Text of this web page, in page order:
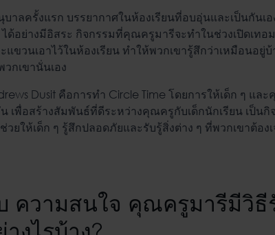
บาลครั้งแรก บรรยากาศในห้องเรียนที่อบอุ่นและเป็นกันเ
ด้อย่างมีอิสระ กิจกรรมที่คุณครูมารีจะทำในช่วงเปิดเทอ
ขวนเอาไว้ในห้องเรียน ทำให้พวกเขารู้สึกว่าเหมือนอยู่บ้
กเขานั่นเอง
Dusit คือการทำ Circle Time โดยการให้เด็ก ๆ แล
เพื่อสร้างสัมพันธ์ที่ดีระหว่างคุณครูกับเด็กนักเรียน เป็นกิ
ยให้เด็ก ๆ รู้สึกปลอดภัยและรับรู้สิ่งต่าง ๆ ที่พวกเขาต้อง
ความสนใจ คุณครูมารีมีวิธี
งไรบ้าง?